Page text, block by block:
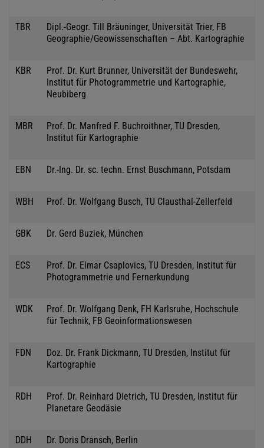
TBR
Dipl.-Geogr. Till Bräuninger, Universität Trier, FB
Geographie/Geowissenschaften – Abt. Kartographie
KBR
Prof. Dr. Kurt Brunner, Universität der Bundeswehr,
Institut für Photogrammetrie und Kartographie,
Neubiberg
MBR
Prof. Dr. Manfred F. Buchroithner, TU Dresden,
Institut für Kartographie
EBN Dr.-Ing. Dr. sc. techn. Ernst Buschmann, Potsdam
WBH Prof. Dr. Wolfgang Busch, TU Clausthal-Zellerfeld
GBK Dr. Gerd Buziek, München
ECS
Prof. Dr. Elmar Csaplovics, TU Dresden, Institut für
Photogrammetrie und Fernerkundung
WDK
Prof. Dr. Wolfgang Denk, FH Karlsruhe, Hochschule
für Technik, FB Geoinformationswesen
FDN
Doz. Dr. Frank Dickmann, TU Dresden, Institut für
Kartographie
RDH
Prof. Dr. Reinhard Dietrich, TU Dresden, Institut für
Planetare Geodäsie
DDH Dr. Doris Dransch, Berlin